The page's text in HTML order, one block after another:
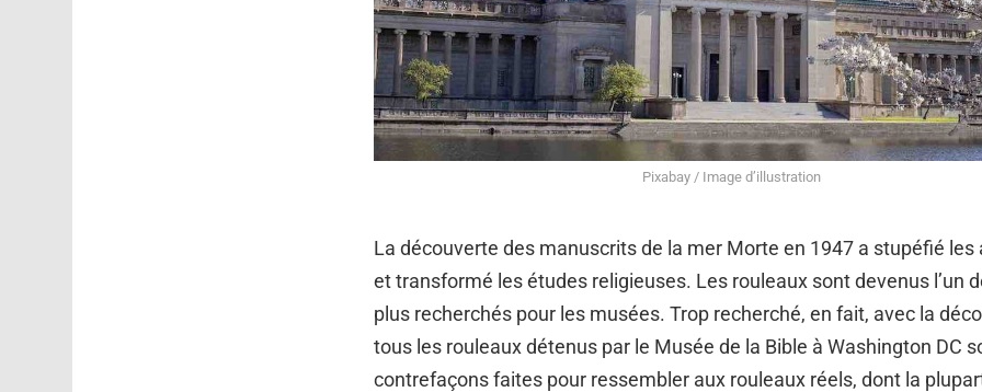
Pixabay / Image d’illustration
La découverte des manuscrits de la mer Morte en 1947 a stupéfié les
et transformé les études religieuses. Les rouleaux sont devenus l’un
plus recherchés pour les musées. Trop recherché, en fait, avec la
tous les rouleaux détenus par le Musée de la Bible à Washington DC
contrefaçons faites pour ressembler aux rouleaux réels, dont la